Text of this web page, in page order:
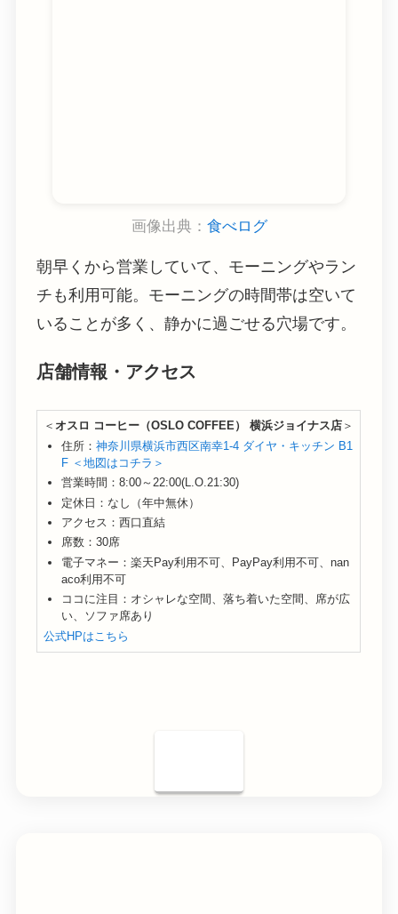
画像出典： 食べログ
朝早くから営業していて、モーニングやラン
チも利用可能。モーニングの時間帯は空いて
いることが多く、静かに過ごせる穴場です。
店舗情報・アクセス
＜ オスロ コーヒー（OSLO COFFEE） 横浜ジョイナス店＞
住所： 神奈川県横浜市西区南幸1-4 ダイヤ・キッチン B1
F ＜地図はコチラ＞
営業時間：8:00～22:00(L.O.21:30)
定休日：なし（年中無休）
アクセス：西口直結
席数：30席
電子マネー：楽天Pay利用不可、PayPay利用不可、nan
aco利用不可
ココに注目：オシャレな空間、落ち着いた空間、席が広
い、ソファ席あり
公式HPはこちら